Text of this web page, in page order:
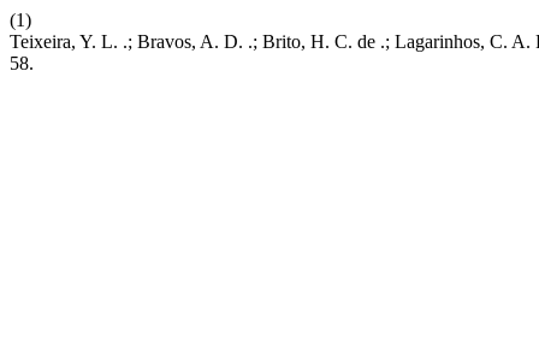
(1)
Teixeira, Y. L. .; Bravos, A. D. .; Brito, H. C. de .; Lagarinhos, C. A.
58.